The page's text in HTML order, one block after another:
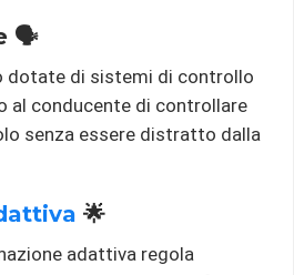
🗣️
dotate di sistemi di controllo
al conducente di controllare
senza essere distratto dalla
🌟
adattiva regola